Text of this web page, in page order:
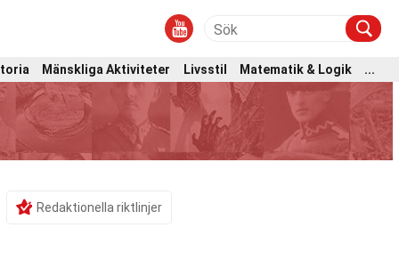
Mänskliga Aktiviteter Livsstil Matematik & Logik ...
Redaktionella riktlinjer